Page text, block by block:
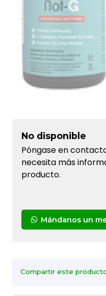
No disponible
Póngase en
necesita más
producto.
Mándanos un
Compartir este